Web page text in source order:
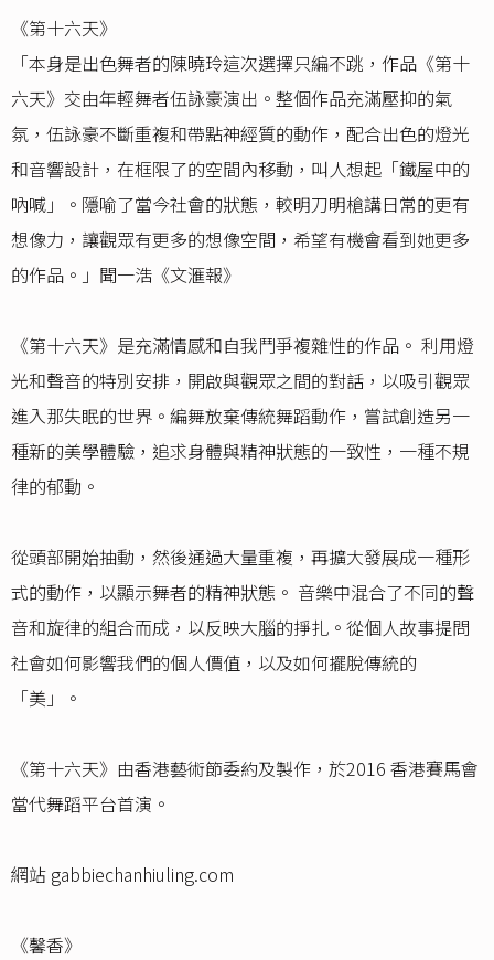
《第十六天》
「本身是出色舞者的陳曉玲這次選擇只編不跳，作品《第十
六天》交由年輕舞者伍詠豪演出。整個作品充滿壓抑的氣
氛，伍詠豪不斷重複和帶點神經質的動作，配合出色的燈光
和音響設計，在框限了的空間內移動，叫人想起「鐵屋中的
吶喊」。隱喻了當今社會的狀態，較明刀明槍講日常的更有
想像力，讓觀眾有更多的想像空間，希望有機會看到她更多
的作品。」聞一浩《文滙報》
《第十六天》是充滿情感和自我鬥爭複雜性的作品。 利用燈
光和聲音的特別安排，開啟與觀眾之間的對話，以吸引觀眾
進入那失眠的世界。編舞放棄傳統舞蹈動作，嘗試創造另一
種新的美學體驗，追求身體與精神狀態的一致性，一種不規
律的郁動。
從頭部開始抽動，然後通過大量重複，再擴大發展成一種形
式的動作，以顯示舞者的精神狀態。 音樂中混合了不同的聲
音和旋律的組合而成，以反映大腦的掙扎。從個人故事提問
社會如何影響我們的個人價值，以及如何擺脫傳統的
「美」。
《第十六天》由香港藝術節委約及製作，於2016 香港賽馬會
當代舞蹈平台首演。
網站 gabbiechanhiuling.com
《馨香》